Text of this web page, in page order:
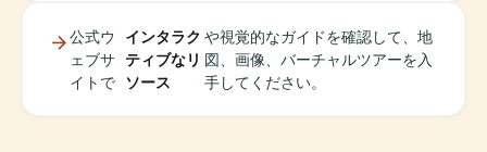
公式ウ
ェブサ
イトで
インタラク
ティブなリ
ソース
や視覚的なガイドを確認して、地
図、画像、バーチャルツアーを入
手してください。